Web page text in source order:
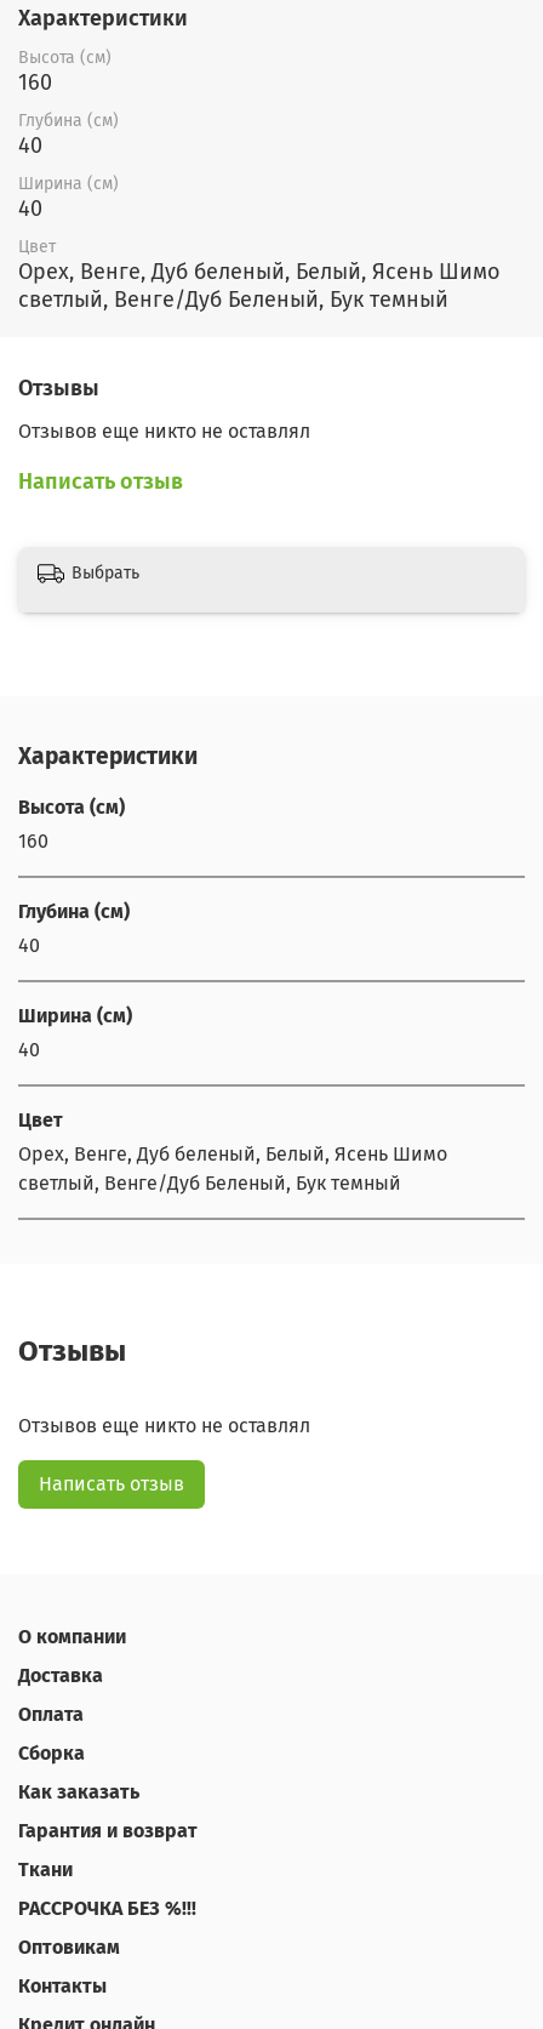
Характеристики
Высота (см)
160
Глубина (см)
40
Ширина (см)
40
Цвет
Орех, Венге, Дуб беленый, Белый, Ясень Шимо
светлый, Венге/Дуб Беленый, Бук темный
Отзывы
Отзывов еще никто не оставлял
Написать отзыв
Выбрать
Характеристики
Высота (см)
160
Глубина (см)
40
Ширина (см)
40
Цвет
Орех, Венге, Дуб беленый, Белый, Ясень Шимо
светлый, Венге/Дуб Беленый, Бук темный
Отзывы
Отзывов еще никто не оставлял
Написать отзыв
О компании
Доставка
Оплата
Сборка
Как заказать
Гарантия и возврат
Ткани
РАССРОЧКА БЕЗ %!!!
Оптовикам
Контакты
Кредит онлайн